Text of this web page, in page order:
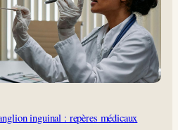
inguinal : repères médicaux